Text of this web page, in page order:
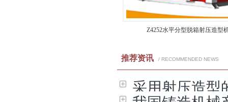
Z4252水平分型脱箱射压造型
推荐资讯 / RECOMMENDED NEWS
采用射压造型